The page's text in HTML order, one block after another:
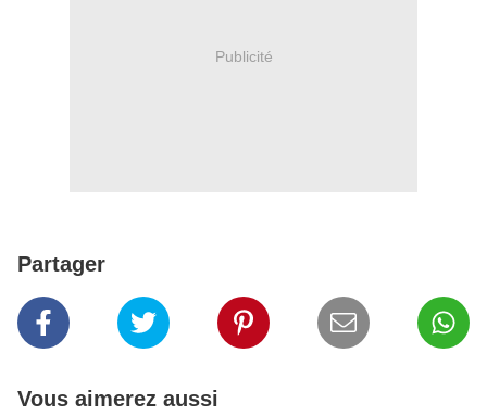
Publicité
Partager
Vous aimerez aussi